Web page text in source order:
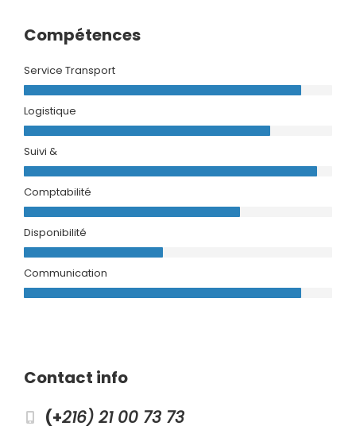
Compétences
Service Transport
Logistique
Suivi &
Comptabilité
Disponibilité
Communication
Contact info
(+216) 21 00 73 73